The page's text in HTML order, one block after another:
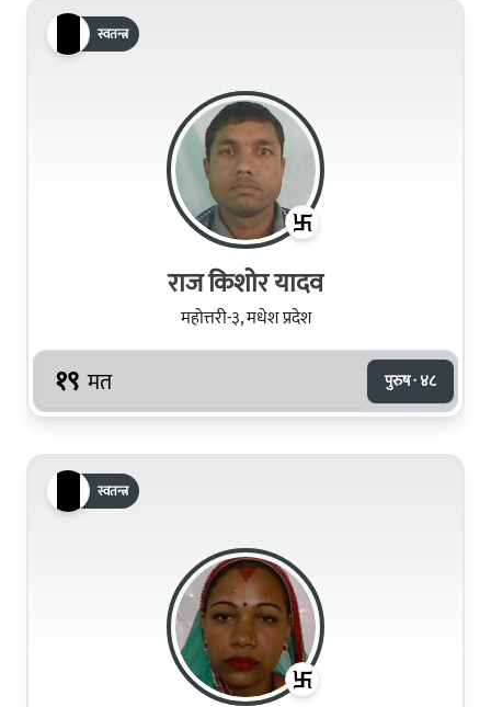
स्वतन्त्र
राज किशोर यादव
महोत्तरी-३, मधेश प्रदेश
१९ मत पुरुष · ४८
स्वतन्त्र